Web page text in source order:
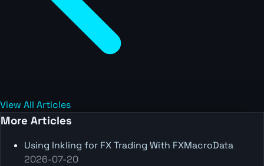
View All Articles
More Articles
Using Inkling for FX Trading With FXMacroData
2026-07-20